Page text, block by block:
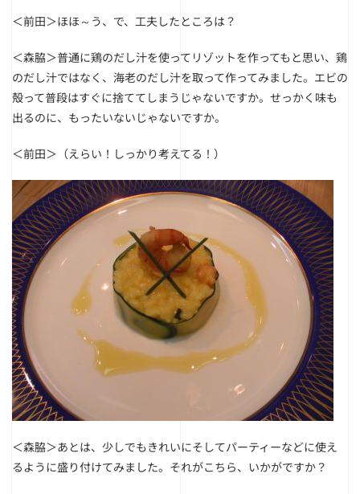
＜前田＞ほほ～う、で、工夫したところは？
＜森脇＞普通に鶏のだし汁を使ってリゾットを作ってもと思い、鶏
のだし汁ではなく、海老のだし汁を取って作ってみました。エビの
殻って普段はすぐに捨ててしまうじゃないですか。せっかく味も
出るのに、もったいないじゃないですか。
＜前田＞（えらい！しっかり考えてる！）
＜森脇＞あとは、少しでもきれいにそしてパーティーなどに使え
るように盛り付けてみました。それがこちら、いかがですか？